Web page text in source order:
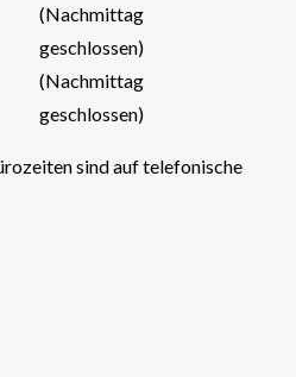
(Nachmittag
geschlossen)
(Nachmittag
geschlossen)
sind auf telefonische